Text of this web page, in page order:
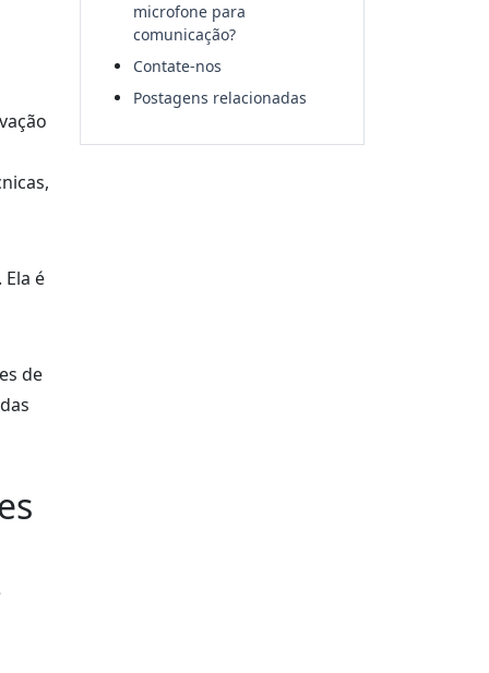
é
de
microfone para
comunicação?
Contate-nos
Postagens relacionadas